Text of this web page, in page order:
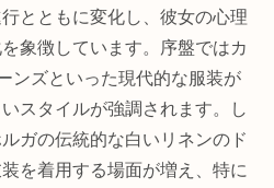
とともに変化し、彼女の心理
象徴しています。序盤ではカ
ンズといった現代的な服装が
スタイルが強調されます。し
ガの伝統的な白いリネンのド
を着用する場面が増え、特に